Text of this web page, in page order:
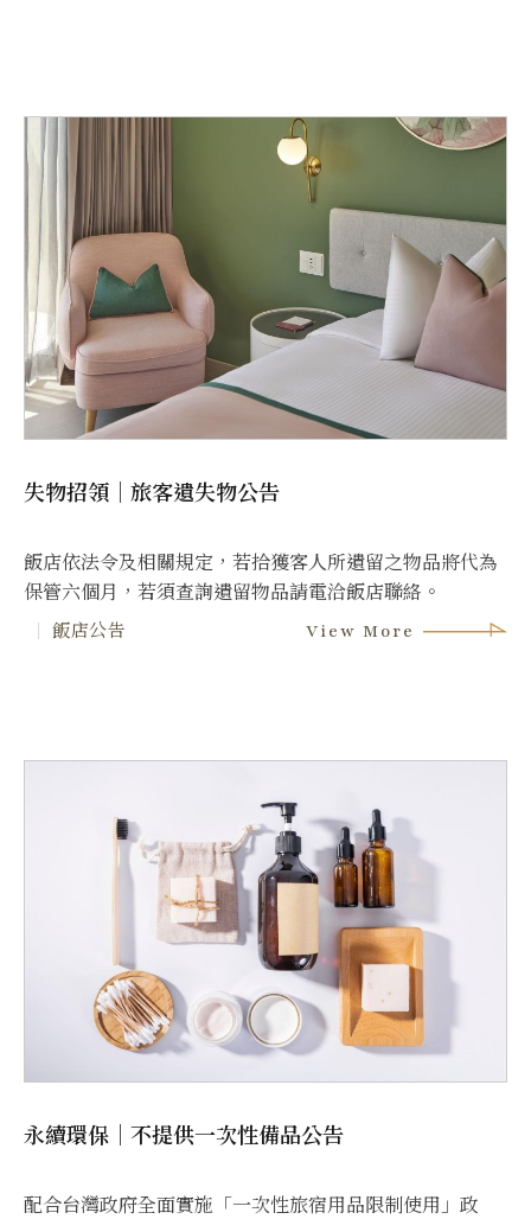
失物招領｜旅客遺失物公告
飯店依法令及相關規定，若拾獲客人所遺留之物品將代為
保管六個月，若須查詢遺留物品請電洽飯店聯絡。
飯店公告 View More
永續環保｜不提供一次性備品公告
配合台灣政府全面實施「一次性旅宿用品限制使用」政